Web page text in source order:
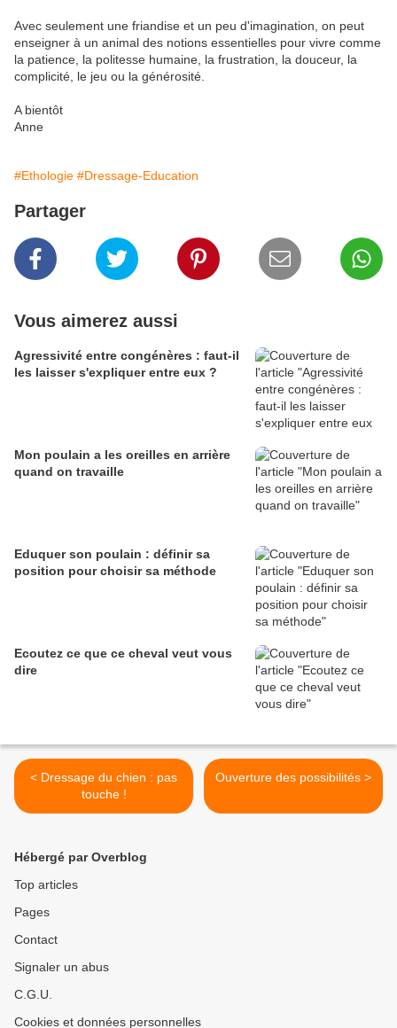
Avec seulement une friandise et un peu d'imagination, on peut
enseigner à un animal des notions essentielles pour vivre comme
la patience, la politesse humaine, la frustration, la douceur, la
complicité, le jeu ou la générosité.
A bientôt
Anne
#Ethologie #Dressage-Education
Partager
Vous aimerez aussi
Agressivité entre congénères : faut-il
les laisser s'expliquer entre eux ?
Mon poulain a les oreilles en arrière
quand on travaille
Eduquer son poulain : définir sa
position pour choisir sa méthode
Ecoutez ce que ce cheval veut vous
dire
< Dressage du chien : pas
touche !
Ouverture des possibilités >
Hébergé par Overblog
Top articles
Pages
Contact
Signaler un abus
C.G.U.
Cookies et données personnelles